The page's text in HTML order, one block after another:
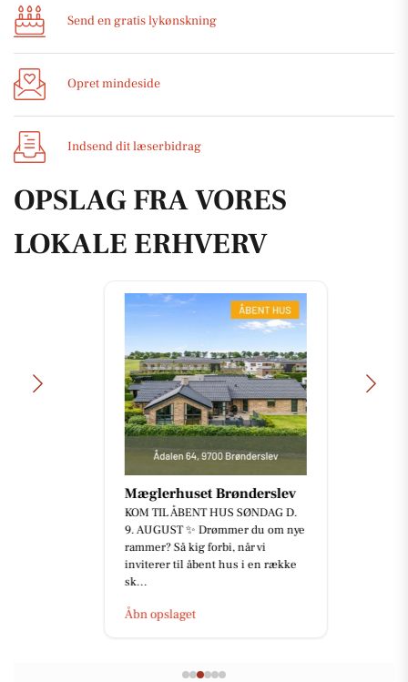
Send en gratis lykønskning
Opret mindeside
Indsend dit læserbidrag
OPSLAG FRA VORES
LOKALE ERHVERV
Mæglerhuset Brønderslev
KOM TIL ÅBENT HUS SØNDAG D.
9. AUGUST ✨ Drømmer du om nye
rammer? Så kig forbi, når vi
inviterer til åbent hus i en række
sk...
Åbn opslaget